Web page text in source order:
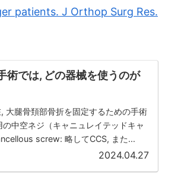
patients. J Orthop Surg Res.
術では, どの器械を使うのが
大腿骨頚部骨折を固定するための手術
中空ネジ（キャニュレイテッドキャ
screw: 略してCCS, また...
2024.04.27